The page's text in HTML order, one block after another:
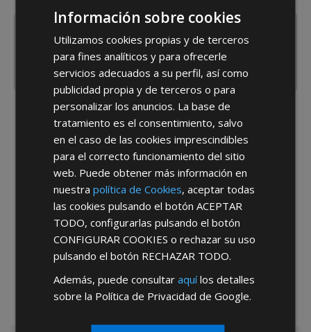
*Abstenerse particulares, sólo venta a tiendas y empresas minoristas y
mayoristas.
Información sobre cookies
Utilizamos cookies propias y de terceros
para fines analíticos y para ofrecerle
servicios adecuados a su perfil, así como
publicidad propia y de terceros o para
personalizar los anuncios. La base de
tratamiento es el consentimiento, salvo
en el caso de las cookies imprescindibles
para el correcto funcionamiento del sitio
web. Puede obtener más información en
nuestrapolítica de Cookies, aceptar todas
las cookies pulsando el botónACEPTAR
TODO, configurarlas pulsando el botón
CONFIGURAR COOKIES o rechazar su uso
pulsando el botón RECHAZAR TODO.
Además, puede consultaraquílos detalles
sobre la Política de Privacidad de Google.